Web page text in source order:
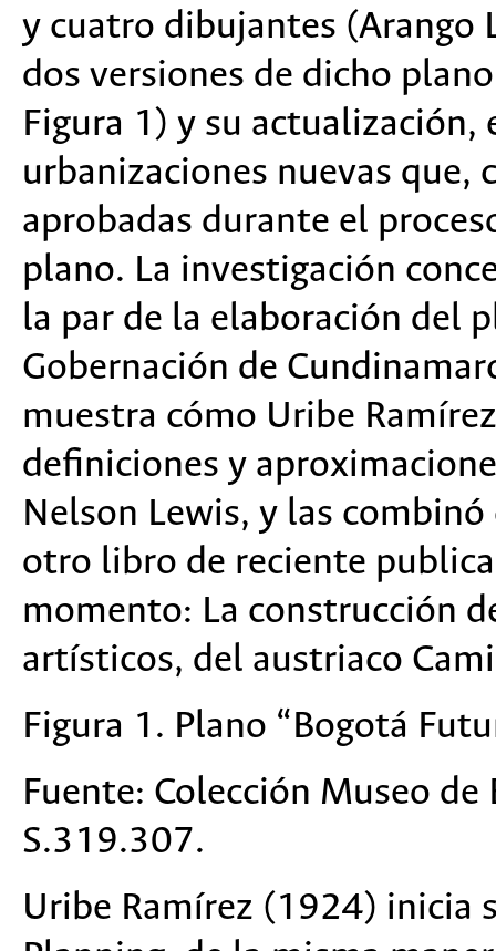
y cuatro dibujantes (Arango
dos versiones de dicho
Figura 1) y su actualización,
urbanizaciones nuevas
aprobadas durante el
plano. La investigación
la par de la elaboración del
Gobernación de
muestra cómo Uribe
definiciones y
Nelson Lewis, y las
otro libro de reciente
momento: La construcción
artísticos, del austriaco
Figura 1. Plano “Bogotá
Fuente: Colección Museo
S.319.307.
Uribe Ramírez (1924) inicia